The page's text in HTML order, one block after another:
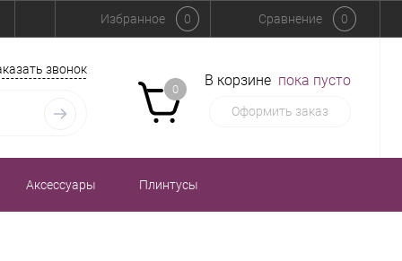
Избранное 0 Сравнение 0
звонок
0
В корзине пока пусто
Оформить заказ
Аксессуары Плинтусы